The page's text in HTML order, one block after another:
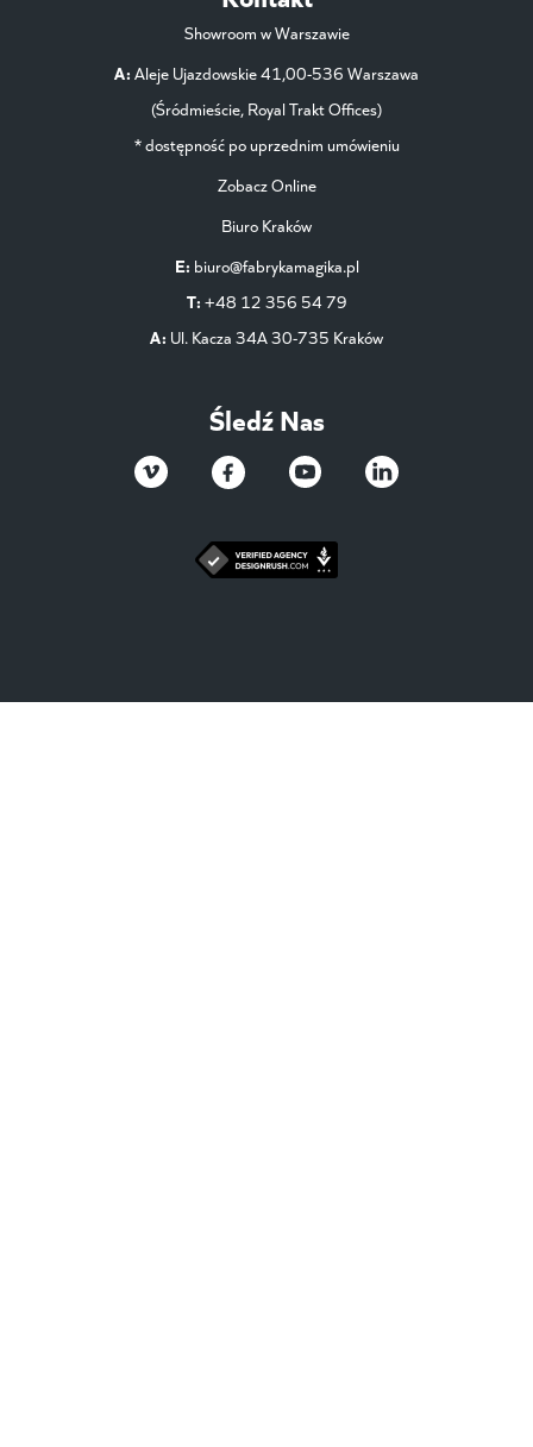
Showroom w Warszawie
A: Aleje Ujazdowskie 41,00-536 Warszawa
(Śródmieście, Royal Trakt Offices)
* dostępność po uprzednim umówieniu
Zobacz Online
Biuro Kraków
E: biuro@fabrykamagika.pl
T: +48 12 356 54 79
A: Ul. Kacza 34A 30-735 Kraków
Śledź Nas